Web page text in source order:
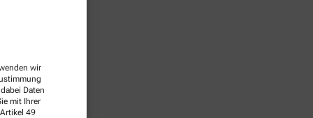
wir
Daten
mit Ihrer
49